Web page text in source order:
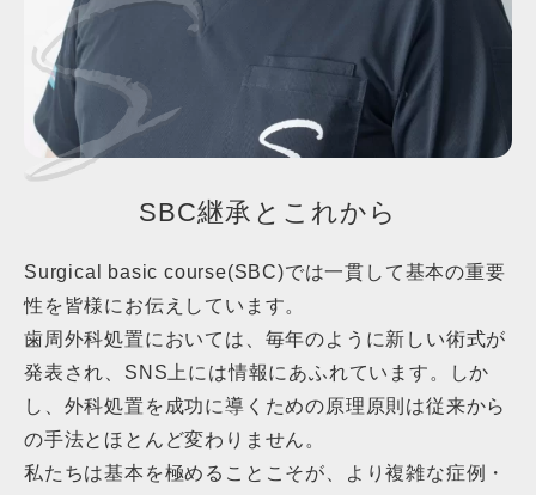
SBC継承とこれから
Surgical basic course(SBC)では一貫して基本の重要
性を皆様にお伝えしています。
歯周外科処置においては、毎年のように新しい術式が
発表され、SNS上には情報にあふれています。しか
し、外科処置を成功に導くための原理原則は従来から
の手法とほとんど変わりません。
私たちは基本を極めることこそが、より複雑な症例・